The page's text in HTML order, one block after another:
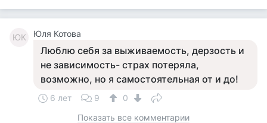
ЮК Юля Котова
Люблю себя за выживаемость, дерзость и
не зависимость- страх потеряла,
возможно, но я самостоятельная от и до!
6 лет 9
0
Показать все комментарии